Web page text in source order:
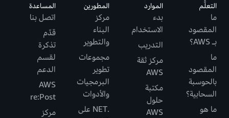
التعلُّم
ما
المقصود
بـ AWS؟
ما
المقصود
بالحوسبة
السحابية؟
ما هو
الموارد
بدء
الاستخدام
التدريب
مركز ثقة
AWS
مكتبة
حلول
AWS
المطورين
مركز
البناء
والتطوير
مجموعات
تطوير
البرمجيات
والأدوات
.NET على
المساعدة
اتصل بنا
قدّم
تذكرة
لقسم
الدعم
AWS
re:Post
مركز